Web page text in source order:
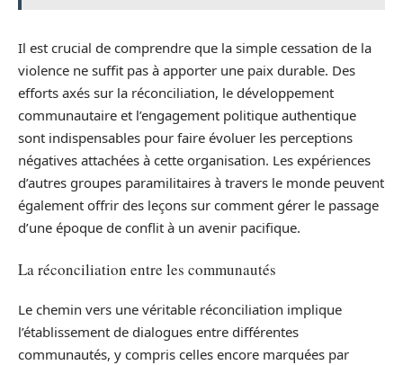
Il est crucial de comprendre que la simple cessation de la
violence ne suffit pas à apporter une paix durable. Des
efforts axés sur la réconciliation, le développement
communautaire et l’engagement politique authentique
sont indispensables pour faire évoluer les perceptions
négatives attachées à cette organisation. Les expériences
d’autres groupes paramilitaires à travers le monde peuvent
également offrir des leçons sur comment gérer le passage
d’une époque de conflit à un avenir pacifique.
La réconciliation entre les communautés
Le chemin vers une véritable réconciliation implique
l’établissement de dialogues entre différentes
communautés, y compris celles encore marquées par